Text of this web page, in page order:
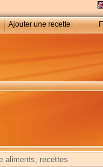
Ajouter une recette